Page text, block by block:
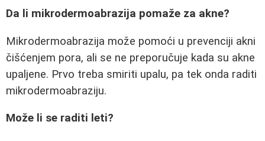
Da li mikrodermoabrazija pomaže za akne?
Mikrodermoabrazija može pomoći u prevenciji akni
čišćenjem pora, ali se ne preporučuje kada su akne
upaljene. Prvo treba smiriti upalu, pa tek onda raditi
mikrodermoabraziju.
Može li se raditi leti?